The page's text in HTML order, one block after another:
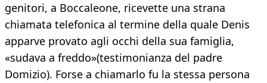
genitori, a Boccaleone, ricevette una strana
chiamata telefonica al termine della quale Denis
apparve provato agli occhi della sua famiglia,
«sudava a freddo»(testimonianza del padre
Domizio). Forse a chiamarlo fu la stessa persona